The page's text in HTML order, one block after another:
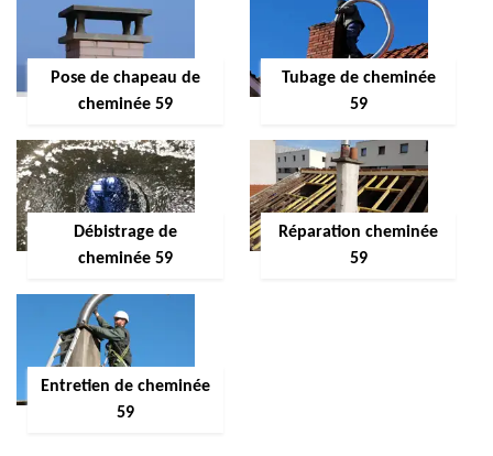
Pose de chapeau de
cheminée 59
Tubage de cheminée
59
Débistrage de
cheminée 59
Réparation cheminée
59
Entretien de cheminée
59